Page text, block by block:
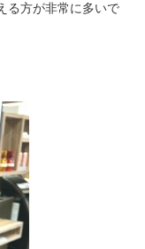
る方が非常に多いで